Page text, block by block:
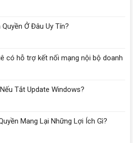
Ở Đâu Uy Tín?
có hỗ trợ kết nối mạng nội bộ doanh
Tắt Update Windows?
Mang Lại Những Lợi Ích Gì?